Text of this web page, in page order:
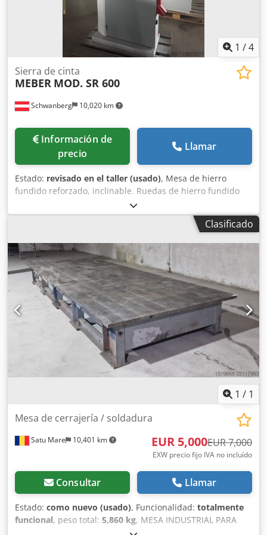
1 /4
Schwanberg 10,020 km
Sierra de cinta
MEBER MOD. SR 600
Información de
precio
Llamar
Estado: revisado en el taller (usado), Mesa de hierro
fundido reforzado, inclinable. Ruedas de hierro fundido
equilibradas Guía precisa de la cuchilla superior e inferior
Dimensiones de la mesa de trabajo aprox. 680 x 580 mm
Impulsor de hierro fundido de diámetro 600 mm Altura
máxima de corte 340 mm Codev Dg A Ujpfx Afwoha Ancho
máximo de corte aprox. 540 mm Motor trifásico de aprox.
2,2 kW, 50 Hz, 400 V
Clasificado
1 / 1
Satu Mare 10,401 km
Mesa de cerrajería / soldadura
EUR 5,000EUR 7,000
EXW precio fijo IVA no incluído
Consultar Llamar
Estado: como nuevo (usado), Funcionalidad: totalmente
funcional, peso total: 5,860 kg, MESA INDUSTRIAL PARA
TRABAJOS DE CERRAJERÍA Y SOLDADURA – MECANIZADA